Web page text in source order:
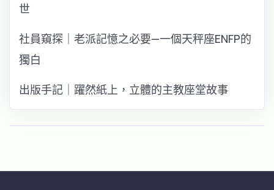
世
社員窺探｜老派記憶之必要—一個天秤座ENFP的
獨白
出版手記｜躍然紙上，立體的主教座堂故事